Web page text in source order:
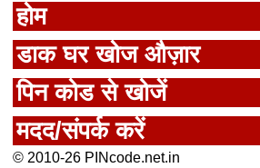
होम
डाक घर खोज औज़ार
पिन कोड से खोजें
मदद/संपर्क करें
© 2010-26 PINcode.net.in